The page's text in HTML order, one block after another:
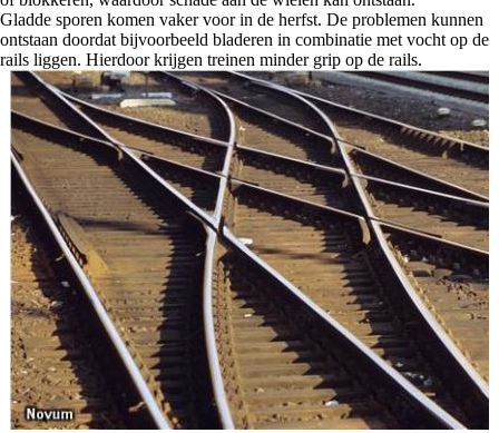
Gladde sporen komen vaker voor in de herfst. De problemen kunnen
ontstaan doordat bijvoorbeeld bladeren in combinatie met vocht op de
rails liggen. Hierdoor krijgen treinen minder grip op de rails.